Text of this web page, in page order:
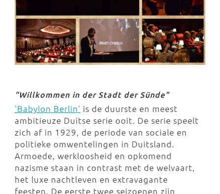
"Willkommen in der Stadt der Sünde"
'Babylon Berlin' is de duurste en meest
ambitieuze Duitse serie ooit. De serie speelt
zich af in 1929, de periode van sociale en
politieke omwentelingen in Duitsland.
Armoede, werkloosheid en opkomend
nazisme staan in contrast met de welvaart,
het luxe nachtleven en extravagante
feesten. De eerste twee seizoenen zijn